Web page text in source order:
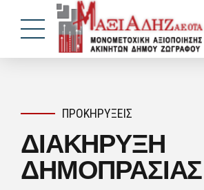
ΠΡΟΚΗΡΎΞΕΙΣ
ΔΙΑΚΗΡΥΞΗ
ΔΗΜΟΠΡΑΣΙΑΣ